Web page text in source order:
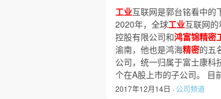
工业互联网是郭台铭看中的
2020年，全球工业互联网
控股有限公司和鸿富锦精密
渝南，他也是鸿海精密的五
公司，统一归属于富士康科
个在A股上市的子公司。
2017年12月14日 · 公司频道